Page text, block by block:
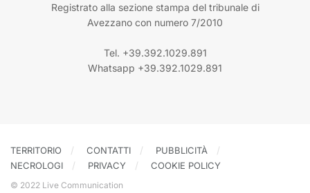
Registrato alla sezione stampa del tribunale di
Avezzano con numero 7/2010
Tel. +39.392.1029.891
Whatsapp +39.392.1029.891
TERRITORIO CONTATTI
PUBBLICITÀ
NECROLOGI
PRIVACY COOKIE POLICY
© 2022 Live Communication